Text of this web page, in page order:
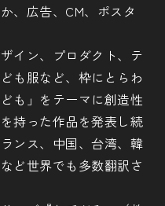
、広告、CM、ポスタ
イン、プロダクト、テ
も服など、枠にとらわ
も」をテーマに創造性
持った作品を発表し続
ンス、中国、台湾、韓
ど世界でも多数翻訳さ